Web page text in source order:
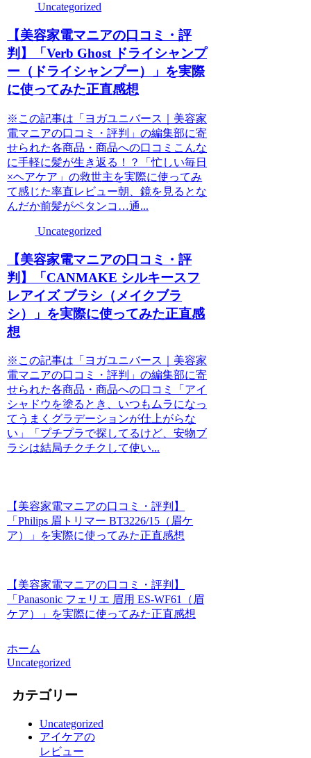
Uncategorized
【美容家電マニアの口コミ・評
判】「Verb Ghost ドライシャンプ
ー（ドライシャンプー）」を実際
に使ってみた正直感想
※この記事は「ヨガユニバース｜美容家
電マニアの口コミ・評判」の編集部に寄
せられた各商品・商品への口コミこんな
に手軽に髪が生き返る！？「忙しい毎日
×ヘアケア」の救世主を実際に使ってみ
て感じた率直レビュー朝、鏡を見るとな
んだか前髪がペタンコ…通...
Uncategorized
【美容家電マニアの口コミ・評
判】「CANMAKE シルキースフ
レアイズ ブラシ（メイクブラ
シ）」を実際に使ってみた正直感
想
※この記事は「ヨガユニバース｜美容家
電マニアの口コミ・評判」の編集部に寄
せられた各商品・商品への口コミ「アイ
シャドウを塗るとき、いつもムラになっ
てうまくグラデーションが仕上がらな
い」「プチプラで探してるけど、安物ブ
ラシは結局チクチクして使い...
【美容家電マニアの口コミ・評判】
「Philips 眉トリマー BT3226/15（眉ケ
ア）」を実際に使ってみた正直感想
【美容家電マニアの口コミ・評判】
「Panasonic フェリエ 眉用 ES-WF61（眉
ケア）」を実際に使ってみた正直感想
ホーム
Uncategorized
カテゴリー
Uncategorized
アイケアの
レビュー